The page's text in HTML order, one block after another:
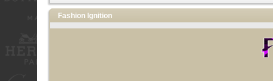
Fashion Ignition